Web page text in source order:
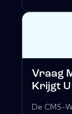
Vraag
Krijgt U
De CMS-